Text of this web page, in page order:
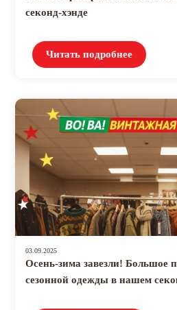
секонд-хэнде
Читать подробнее
03.09.2025
Осень-зима завезли! Большое
сезонной одежды в нашем